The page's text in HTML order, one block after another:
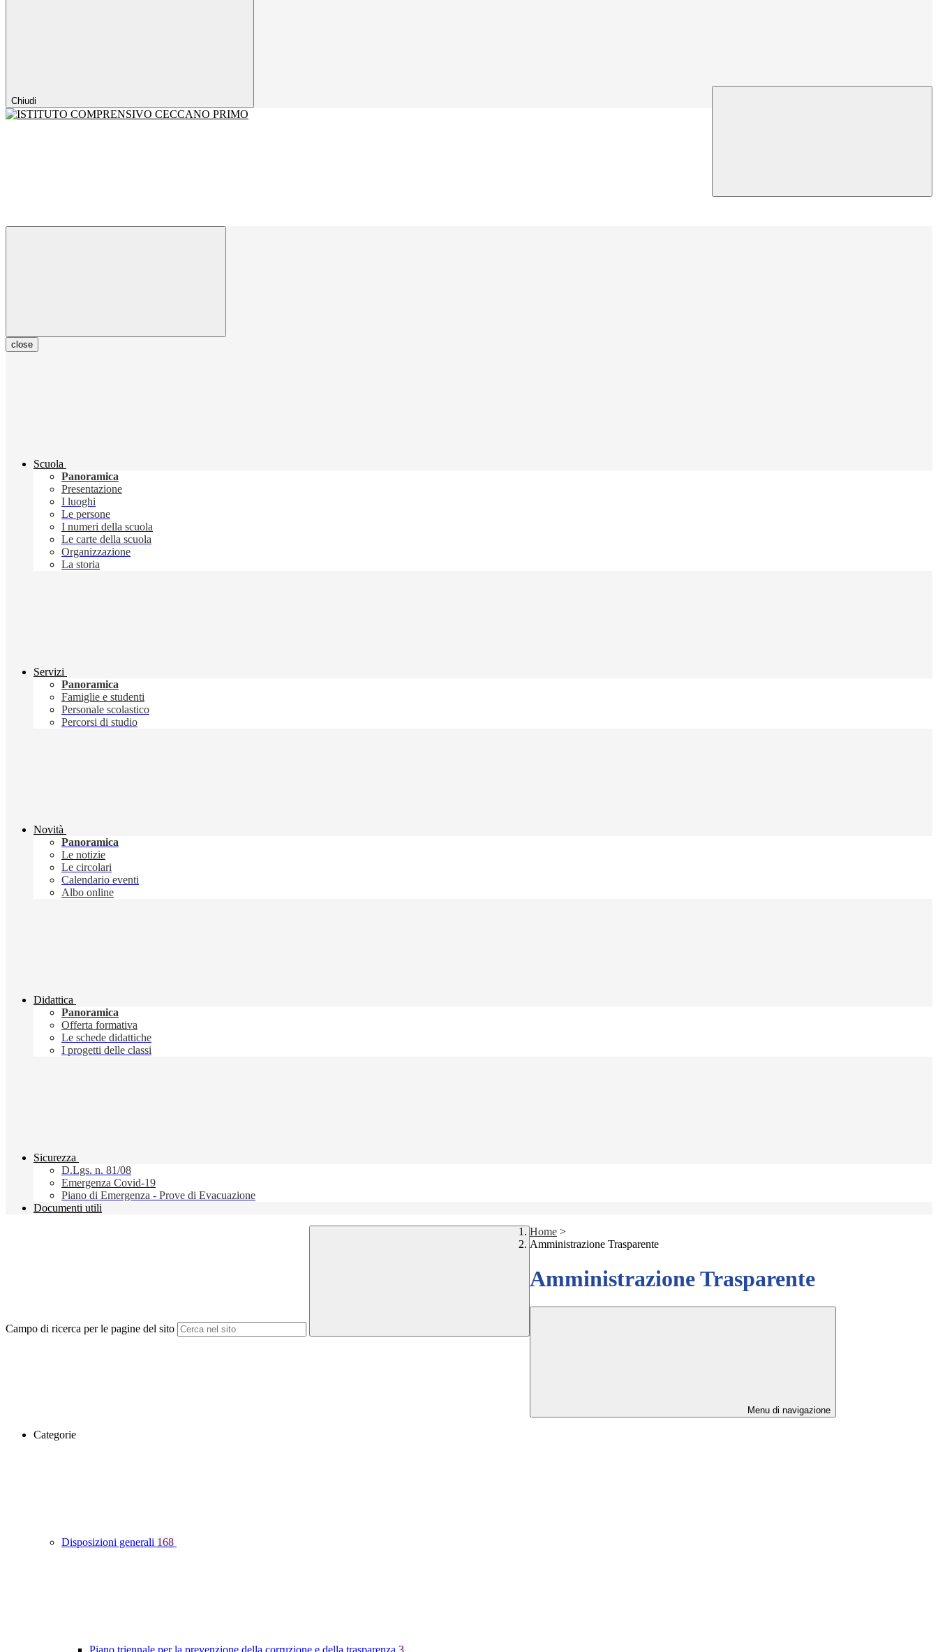
Chiudi
close
Scuola
Panoramica
Presentazione
I luoghi
Le persone
I numeri della scuola
Le carte della scuola
Organizzazione
La storia
Servizi
Panoramica
Famiglie e studenti
Personale scolastico
Percorsi di studio
Novità
Panoramica
Le notizie
Le circolari
Calendario eventi
Albo online
Didattica
Panoramica
Offerta formativa
Le schede didattiche
I progetti delle classi
Sicurezza
D.Lgs. n. 81/08
Emergenza Covid-19
Piano di Emergenza - Prove di Evacuazione
Documenti utili
Campo di ricerca per le pagine del sito
Home >
Amministrazione Trasparente
Amministrazione Trasparente
Menu di navigazione
Categorie
Disposizioni generali 168